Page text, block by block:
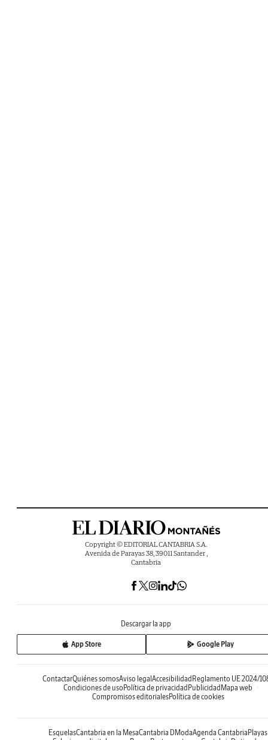
Copyright © EDITORIAL CANTABRIA S.A.
Avenida de Parayas 38, 39011 Santander ,
Cantabria
Descargar la app
App Store Google Play
ContactarQuiénes somosAviso legalAccesibilidadReglamento UE 2024/
Condiciones de usoPolítica de privacidadPublicidadMapa web
Compromisos editorialesPolítica de cookies
EsquelasCantabria en la MesaCantabria DModaAgenda CantabriaPlayas